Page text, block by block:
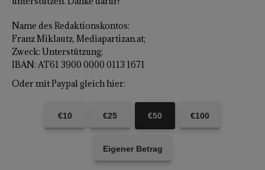
Name des Redaktionskontos:
Franz Miklautz, Mediapartizan.at;
Zweck: Unterstützung;
IBAN: AT61 3900 0000 0113 1671
Oder mit Paypal gleich hier:
€10 €25 €50 €100
Eigener Betrag